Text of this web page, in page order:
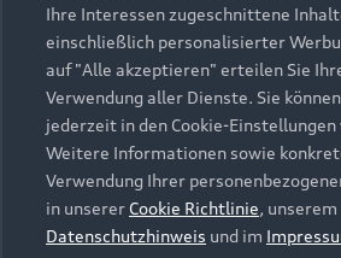
Elektromodelle
Plug-in-Hybride
Gebrauchtwagensuche
Gebrauchtwagen
Finanzierung
Aktionen & Angebote
Geschäftskunden
Saisonale Angebote
Audi Services
Garantie
Audi digital services
myAudi
Support
Kundenservice
Händlersuche
Audi Code
Über Audi
Unternehmen
Karriere
Ihre Interessen zugeschnittene
einschließlich personalisierter
auf "Alle akzeptieren" erteilen Sie
Verwendung aller Dienste. Sie
jederzeit in den Cookie-
Weitere Informationen sowie
Verwendung Ihrer
in unserer Cookie Richtlinie, unserem
Datenschutzhinweis und im